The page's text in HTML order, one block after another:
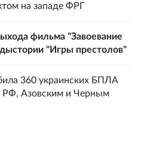
на западе ФРГ
фильма "Завоевание
"Игры престолов"
360 украинских БПЛА
РФ, Азовским и Черным